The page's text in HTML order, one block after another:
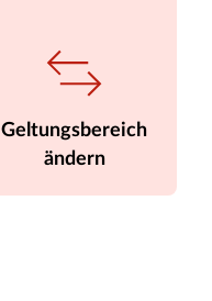
Geltungsbereich
ändern